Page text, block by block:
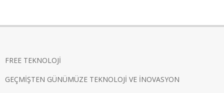
FREE TEKNOLOJİ
GEÇMİŞTEN GÜNÜMÜZE TEKNOLOJİ VE İNOVASYON